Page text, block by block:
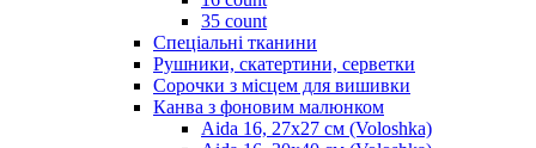
35 count
Спеціальні тканини
Рушники, скатертини, серветки
Сорочки з місцем для вишивки
Канва з фоновим малюнком
Aida 16, 27х27 см (Voloshka)